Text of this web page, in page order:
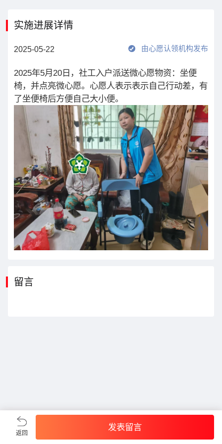
实施进展详情
2025-05-22 由心愿认领机构发布
2025年5月20日，社工入户派送微心愿物资：坐便
椅，并点亮微心愿。心愿人表示表示自己行动差，有
了坐便椅后方便自己大小便。
留言
返回
发表留言